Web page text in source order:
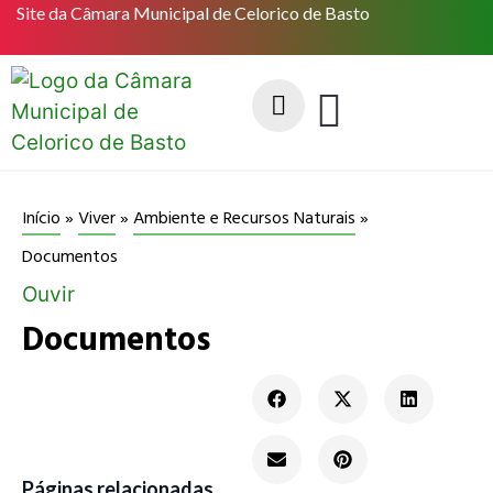
Site da Câmara Municipal de Celorico de Basto
Início»Viver»Ambiente e Recursos Naturais»
Documentos
Ouvir
Documentos